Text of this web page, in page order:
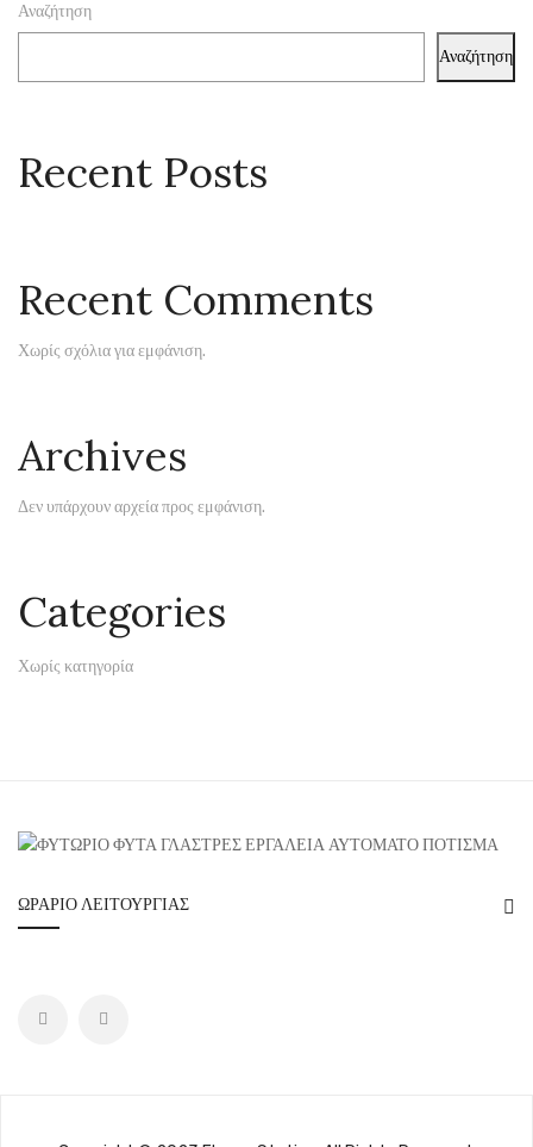
Αναζήτηση
Αναζήτηση
Recent Posts
Recent Comments
Χωρίς σχόλια για εμφάνιση.
Archives
Δεν υπάρχουν αρχεία προς εμφάνιση.
Categories
Χωρίς κατηγορία
ΩΡΆΡΙΟ ΛΕΙΤΟΥΡΓΊΑΣ